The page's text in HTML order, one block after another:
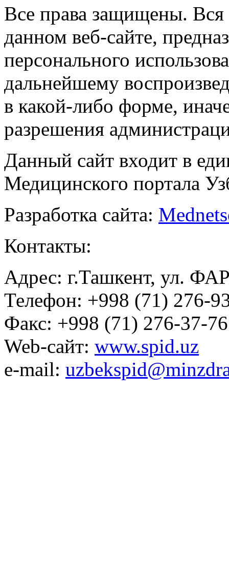
Все права защищены.
данном веб-сайте,
персонального
дальнейшему
в какой-либо форме,
разрешения
Данный сайт входит в
Медицинского портала
Разработка сайта:
Контакты:
Адрес: г.Ташкент, ул.
Телефон: +998 (71) 276-
Факс: +998 (71) 276-37-76
Web-сайт: www.spid.uz
e-mail: